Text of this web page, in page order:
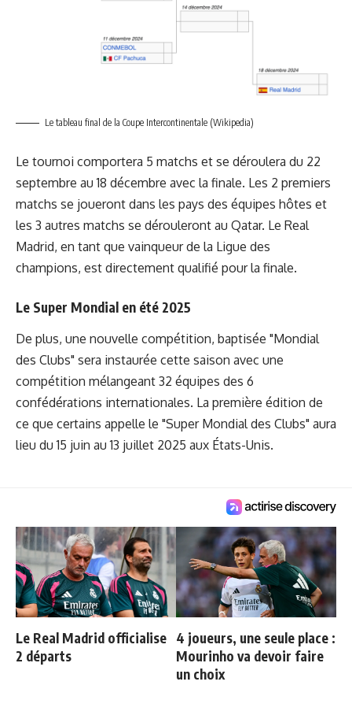
Le tableau final de la Coupe Intercontinentale (Wikipedia)
Le tournoi comportera 5 matchs et se déroulera du 22
septembre au 18 décembre avec la finale. Les 2 premiers
matchs se joueront dans les pays des équipes hôtes et
les 3 autres matchs se dérouleront au Qatar. Le Real
Madrid, en tant que vainqueur de la Ligue des
champions, est directement qualifié pour la finale.
Le Super Mondial en été 2025
De plus, une nouvelle compétition, baptisée "Mondial
des Clubs" sera instaurée cette saison avec une
compétition mélangeant 32 équipes des 6
confédérations internationales. La première édition de
ce que certains appelle le "Super Mondial des Clubs" aura
lieu du 15 juin au 13 juillet 2025 aux États-Unis.
Le Real Madrid officialise
2 départs
4 joueurs, une seule place :
Mourinho va devoir faire
un choix